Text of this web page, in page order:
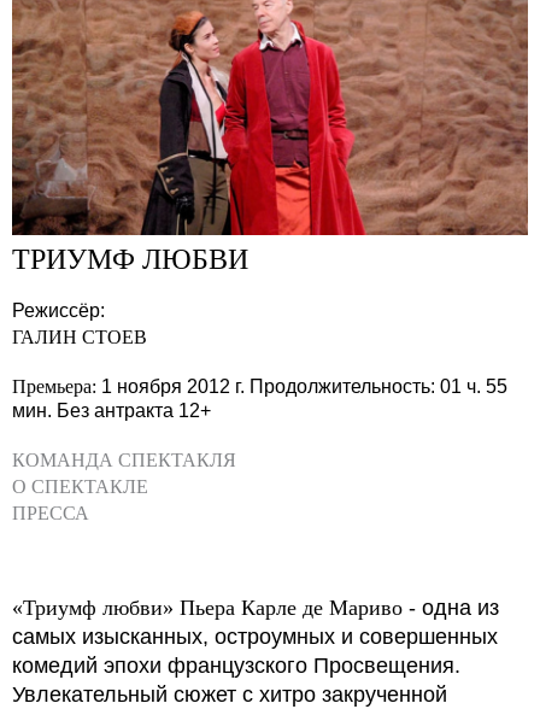
ТРИУМФ ЛЮБВИ
Режиссёр:
ГАЛИН СТОЕВ
Премьера: 1 ноября 2012 г. Продолжительность: 01 ч. 55
мин. Без антракта 12+
КОМАНДА СПЕКТАКЛЯ
О СПЕКТАКЛЕ
ПРЕССА
«Триумф любви» Пьера Карле де Мариво ‑ одна из
самых изысканных, остроумных и совершенных
комедий эпохи французского Просвещения.
Увлекательный сюжет с хитро закрученной